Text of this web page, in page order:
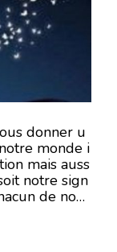
donner u
monde i
mais auss
notre sign
de nous